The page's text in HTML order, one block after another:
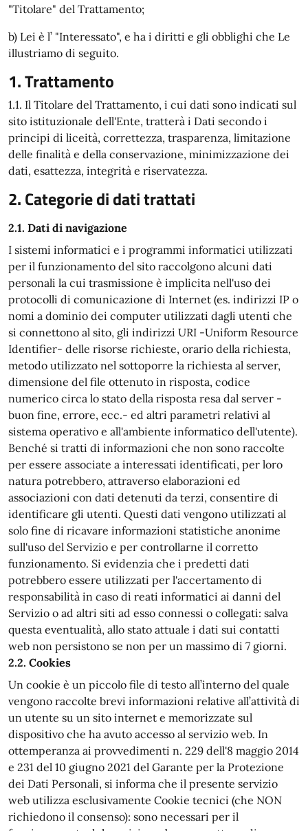
"Titolare" del Trattamento;
b) Lei è l’ "Interessato", e ha i diritti e gli obblighi che Le
illustriamo di seguito.
1. Trattamento
1.1. Il Titolare del Trattamento, i cui dati sono indicati sul
sito istituzionale dell'Ente, tratterà i Dati secondo i
principi di liceità, correttezza, trasparenza, limitazione
delle finalità e della conservazione, minimizzazione dei
dati, esattezza, integrità e riservatezza.
2. Categorie di dati trattati
2.1. Dati di navigazione
I sistemi informatici e i programmi informatici utilizzati
per il funzionamento del sito raccolgono alcuni dati
personali la cui trasmissione è implicita nell'uso dei
protocolli di comunicazione di Internet (es. indirizzi IP o
nomi a dominio dei computer utilizzati dagli utenti che
si connettono al sito, gli indirizzi URI -Uniform Resource
Identifier- delle risorse richieste, orario della richiesta,
metodo utilizzato nel sottoporre la richiesta al server,
dimensione del file ottenuto in risposta, codice
numerico circa lo stato della risposta resa dal server -
buon fine, errore, ecc.- ed altri parametri relativi al
sistema operativo e all'ambiente informatico dell'utente).
Benché si tratti di informazioni che non sono raccolte
per essere associate a interessati identificati, per loro
natura potrebbero, attraverso elaborazioni ed
associazioni con dati detenuti da terzi, consentire di
identificare gli utenti. Questi dati vengono utilizzati al
solo fine di ricavare informazioni statistiche anonime
sull'uso del Servizio e per controllarne il corretto
funzionamento. Si evidenzia che i predetti dati
potrebbero essere utilizzati per l'accertamento di
responsabilità in caso di reati informatici ai danni del
Servizio o ad altri siti ad esso connessi o collegati: salva
questa eventualità, allo stato attuale i dati sui contatti
web non persistono se non per un massimo di 7 giorni.
2.2. Cookies
Un cookie è un piccolo file di testo all’interno del quale
vengono raccolte brevi informazioni relative all’attività di
un utente su un sito internet e memorizzate sul
dispositivo che ha avuto accesso al servizio web. In
ottemperanza ai provvedimenti n. 229 dell'8 maggio 2014
e 231 del 10 giugno 2021 del Garante per la Protezione
dei Dati Personali, si informa che il presente servizio
web utilizza esclusivamente Cookie tecnici (che NON
richiedono il consenso): sono necessari per il